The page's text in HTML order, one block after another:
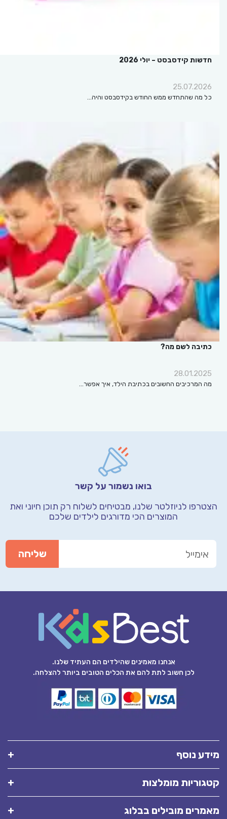
חדשות קידסבסט – יולי 2026
25.07.2026
כל מה שהתחדש ממש החודש בקידסבסט והיה…
כתיבה לשם מה?
28.01.2025
מה המרכיבים החשובים בכתיבת הילד, איך אפשר…
בואו נשמור על קשר
הצטרפו לניוזלטר שלנו, מבטיחים לשלוח רק תוכן חיוני ואת
המוצרים הכי מדורגים לילדים שלכם
אנחנו מאמינים שהילדים הם העתיד שלנו.
לכן חשוב לתת להם את הכלים הטובים ביותר להצלחה.
מידע נוסף
קטגוריות מומלצות
מאמרים מובילים בבלוג